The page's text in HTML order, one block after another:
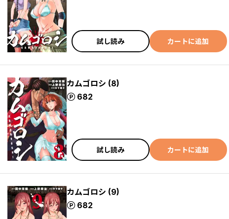
試し読み カートに追加
カムゴロシ (8)
682
ポイント
試し読み カートに追加
カムゴロシ (9)
682
ポイント